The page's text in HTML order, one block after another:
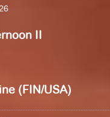
II
(FIN/USA)